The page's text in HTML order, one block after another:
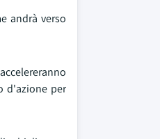
andrà verso
d'azione per